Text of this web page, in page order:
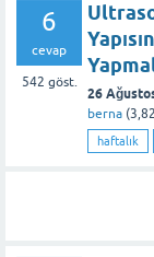
6
cevap
542 göst.
26
berna (
haftalık